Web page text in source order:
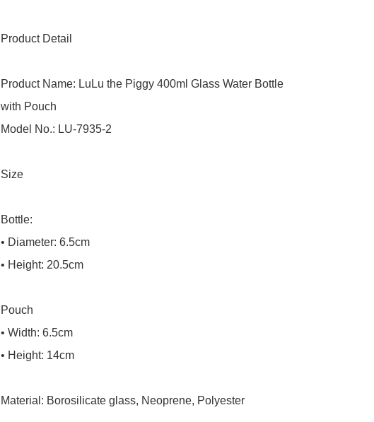
Product Detail
Product Name: LuLu the Piggy 400ml Glass Water Bottle
with Pouch
Model No.: LU-7935-2
Size
Bottle:
• Diameter: 6.5cm
• Height: 20.5cm
Pouch
• Width: 6.5cm
• Height: 14cm
Material: Borosilicate glass, Neoprene, Polyester